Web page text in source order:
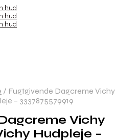
/ Fugtgivende Dagcreme Vichy
– 3337875579919
Vichy
Hudpleje –